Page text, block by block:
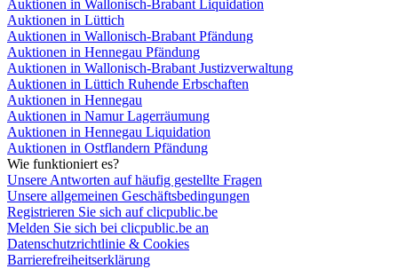
Auktionen in Wallonisch-Brabant Liquidation
Auktionen in Lüttich
Auktionen in Wallonisch-Brabant Pfändung
Auktionen in Hennegau Pfändung
Auktionen in Wallonisch-Brabant Justizverwaltung
Auktionen in Lüttich Ruhende Erbschaften
Auktionen in Hennegau
Auktionen in Namur Lagerräumung
Auktionen in Hennegau Liquidation
Auktionen in Ostflandern Pfändung
Wie funktioniert es?
Unsere Antworten auf häufig gestellte Fragen
Unsere allgemeinen Geschäftsbedingungen
Registrieren Sie sich auf clicpublic.be
Melden Sie sich bei clicpublic.be an
Datenschutzrichtlinie & Cookies
Barrierefreiheitserklärung